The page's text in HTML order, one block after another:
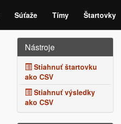
Súťaže Tímy Štartovky
Nástroje
Stiahnuť štartovku
ako CSV
Stiahnuť výsledky
ako CSV